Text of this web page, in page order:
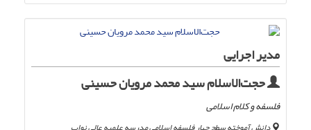
مدیر اجرایی
حجت‌الاسلام سید محمد مرویان حسینی
فلسفه و کلام اسلامی